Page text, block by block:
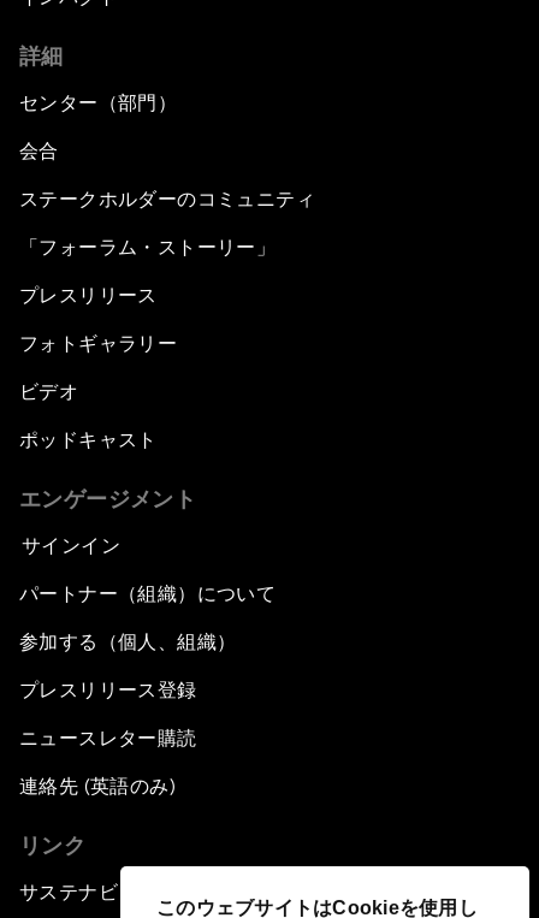
このウェブサイトはCookieを使用し
詳細
センター（部門）
会合
ステークホルダーのコミュニティ
「フォーラム・ストーリー」
プレスリリース
フォトギャラリー
ビデオ
ポッドキャスト
エンゲージメント
サインイン
パートナー（組織）について
参加する（個人、組織）
プレスリリース登録
ニュースレター購読
連絡先 (英語のみ)
リンク
サステナビリティへの取り組み